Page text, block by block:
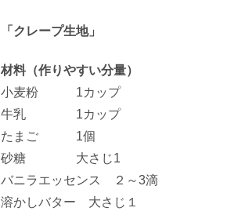
「クレープ生地」
材料（作りやすい分量）
小麦粉 1カップ
牛乳 1カップ
たまご 1個
砂糖 大さじ1
バニラエッセンス ２～3滴
溶かしバター 大さじ１